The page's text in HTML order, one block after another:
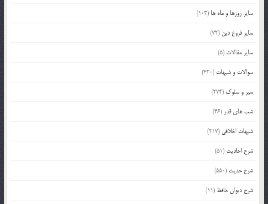
سایر روزها و ماه ها (103)
سایر فروع دین (72)
سایر مقالات (5)
سوالات و شبهات (420)
سیر و سلوک (274)
شب های قدر (46)
شبهات اخلاقی (217)
شرح احادیث (51)
شرح حدیث (550)
شرح دیوان حافظ (11)